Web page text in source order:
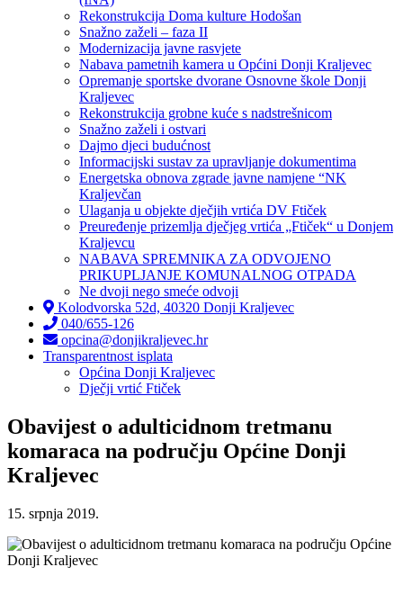
Rekonstrukcija Doma kulture Hodošan
Snažno zaželi – faza II
Modernizacija javne rasvjete
Nabava pametnih kamera u Općini Donji Kraljevec
Opremanje sportske dvorane Osnovne škole Donji
Kraljevec
Rekonstrukcija grobne kuće s nadstrešnicom
Snažno zaželi i ostvari
Dajmo djeci budućnost
Informacijski sustav za upravljanje dokumentima
Energetska obnova zgrade javne namjene “NK
Kraljevčan
Ulaganja u objekte dječjih vrtića DV Ftiček
Preuređenje prizemlja dječjeg vrtića „Ftiček“ u Donjem
Kraljevcu
NABAVA SPREMNIKA ZA ODVOJENO
PRIKUPLJANJE KOMUNALNOG OTPADA
Ne dvoji nego smeće odvoji
Kolodvorska 52d, 40320 Donji Kraljevec
040/655-126
opcina@donjikraljevec.hr
Transparentnost isplata
Općina Donji Kraljevec
Dječji vrtić Ftiček
Obavijest o adulticidnom tretmanu
komaraca na području Općine Donji
Kraljevec
15. srpnja 2019.